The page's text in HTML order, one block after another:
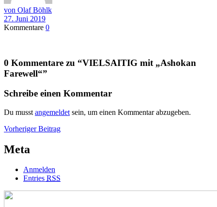
von Olaf Böhlk
27. Juni 2019
Kommentare 0
0 Kommentare zu “VIELSAITIG mit „Ashokan
Farewell“”
Schreibe einen Kommentar
Du musst angemeldet sein, um einen Kommentar abzugeben.
Beitragsnavigation
Vorheriger BeitragVorheriger
Meta
Anmelden
Entries RSS